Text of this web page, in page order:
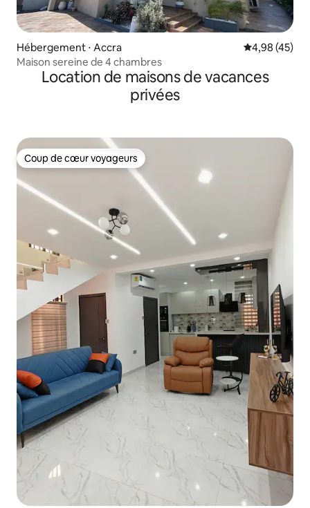
Hébergement ⋅ Accra Évaluation
4,98 (45)
Maison sereine de 4 chambres
Location de maisons de vacances
privées
Coup de cœur voyageurs
Coup de cœur voyageurs